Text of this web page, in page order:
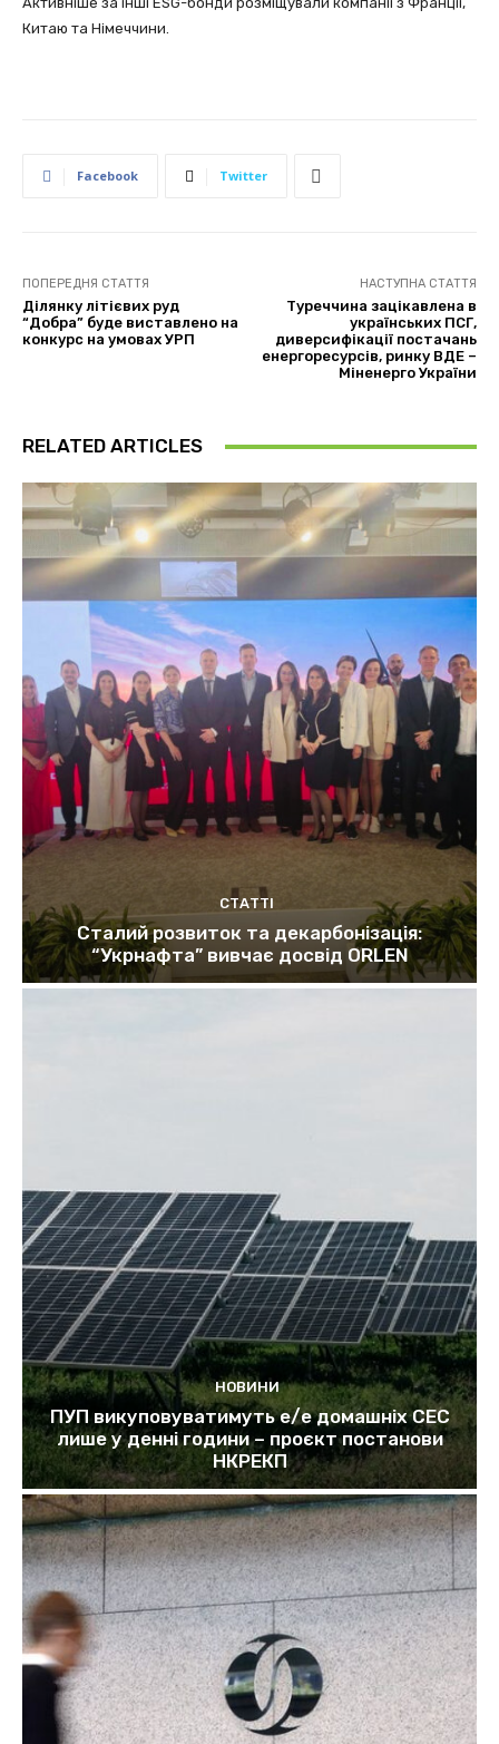
Китаю та Німеччини.
Facebook Twitter
ПОПЕРЕДНЯ СТАТТЯ
Ділянку літієвих руд
“Добра” буде виставлено на
конкурс на умовах УРП
НАСТУПНА СТАТТЯ
Туреччина зацікавлена в
українських ПСГ,
диверсифікації постачань
енергоресурсів, ринку ВДЕ –
Міненерго України
RELATED ARTICLES
СТАТТІ
Сталий розвиток та декарбонізація:
“Укрнафта” вивчає досвід ORLEN
НОВИНИ
ПУП викуповуватимуть е/е домашніх СЕС
лише у денні години – проєкт постанови
НКРЕКП